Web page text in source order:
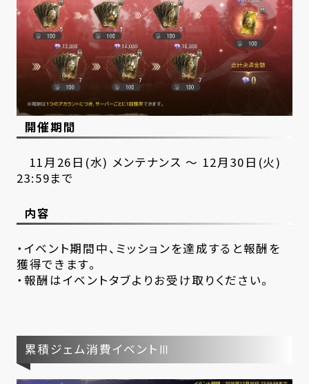
開催期間
11月26日(水) メンテナンス ～ 12月30日(火)
23:59まで
内容
・イベント期間中、ミッションを達成すると報酬を
獲得できます。
・報酬はイベントタブよりお受け取りください。
累積ジェム消費イベントⅢ